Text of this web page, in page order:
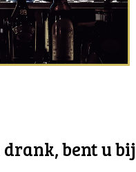
bent u